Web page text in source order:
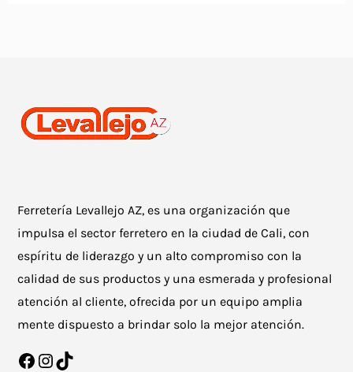
Ferretería Levallejo AZ, es una organización que
impulsa el sector ferretero en la ciudad de Cali, con
espíritu de liderazgo y un alto compromiso con la
calidad de sus productos y una esmerada y profesional
atención al cliente, ofrecida por un equipo amplia
mente dispuesto a brindar solo la mejor atención.
Facebook
Instagram
TikTok